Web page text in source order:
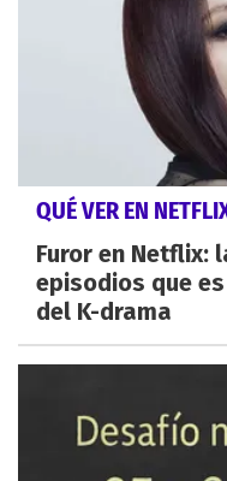
QUÉ VER EN
Furor en Netflix:
episodios que
del K-drama